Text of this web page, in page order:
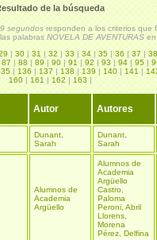
de la búsqueda
segundosresponden a los criterios que
palabrasNOVELA DE AVENTURASen
|30|31|32|33|34|35|36|37|38
87|88|89|90|91|92|93|94|95|
|136|137|138|139|140|141|
160|161|162|163|
Autor Autores
Dunant,
Sarah
Dunant,
Sarah
Alumnos de
Academia
Argüello
Alumnos de
Academia
Argüello
Castro,
Paloma
Peroni, Abril
Llorens,
Morena
Pérez, Delfina